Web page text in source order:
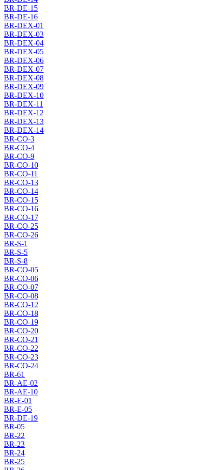
BR-DE-15
BR-DE-16
BR-DEX-01
BR-DEX-03
BR-DEX-04
BR-DEX-05
BR-DEX-06
BR-DEX-07
BR-DEX-08
BR-DEX-09
BR-DEX-10
BR-DEX-11
BR-DEX-12
BR-DEX-13
BR-DEX-14
BR-CO-3
BR-CO-4
BR-CO-9
BR-CO-10
BR-CO-11
BR-CO-13
BR-CO-14
BR-CO-15
BR-CO-16
BR-CO-17
BR-CO-25
BR-CO-26
BR-S-1
BR-S-5
BR-S-8
BR-CO-05
BR-CO-06
BR-CO-07
BR-CO-08
BR-CO-12
BR-CO-18
BR-CO-19
BR-CO-20
BR-CO-21
BR-CO-22
BR-CO-23
BR-CO-24
BR-61
BR-AE-02
BR-AE-10
BR-E-01
BR-E-05
BR-DE-19
BR-05
BR-22
BR-23
BR-24
BR-25